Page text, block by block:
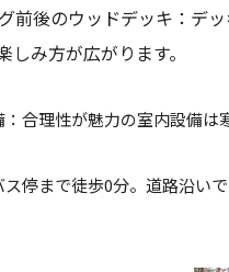
前後のウッドデッキ：デ
み方が広がります。
合理性が魅力の室内設備は
停まで徒歩0分。道路沿い